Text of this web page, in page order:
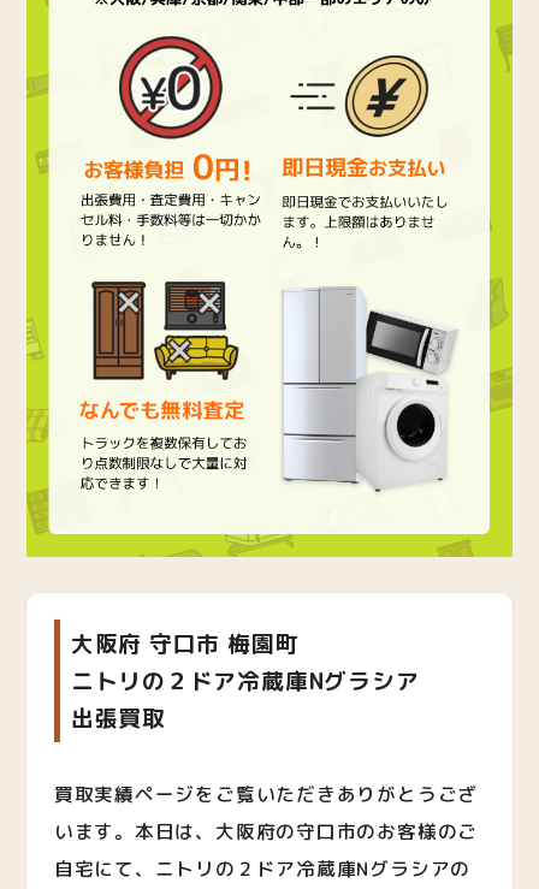
大阪府 守口市 梅園町
ニトリの２ドア冷蔵庫Nグラシア
出張買取
買取実績ページをご覧いただきありがとうござ
います。本日は、大阪府の守口市のお客様のご
自宅にて、ニトリの２ドア冷蔵庫Nグラシアの